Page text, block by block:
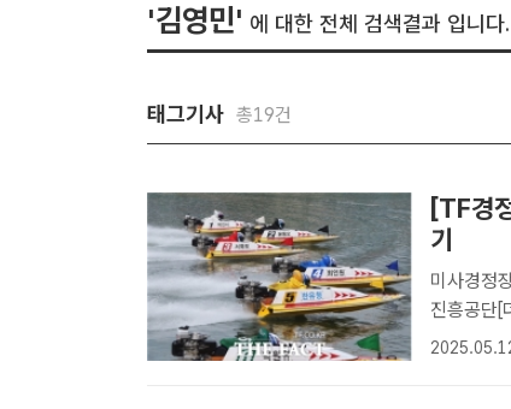
'김영민' 에 대한 전체 검색결과 입니다.
태그기사 총19건
[TF경
기
미사경정
진흥공단[
정장에서